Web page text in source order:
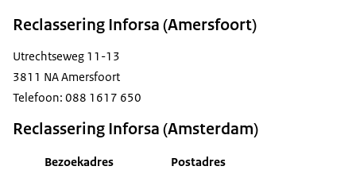
Reclassering Inforsa (Amersfoort)
Utrechtseweg 11-13
3811 NA Amersfoort
Telefoon: 088 1617 650
Reclassering Inforsa (Amsterdam)
Bezoekadres
Postadres